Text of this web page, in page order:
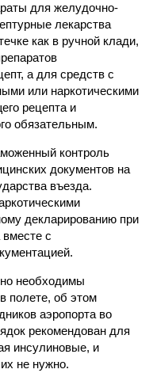
для желудочно-
лекарства
как в ручной клади,
а для средств с
или наркотическими
рецепта и
обязательным.
контроль
документов на
въезда.
декларированию при
вместе с
необходимы
полете, об этом
аэропорта во
рекомендован для
инсулиновые, и
не нужно.